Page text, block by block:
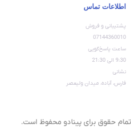
اطلاعات تماس
پشتیبانی و فروش
07144360010
ساعت پاسخ‌گویی
9:30 الی 21:30
نشانی
فارس، آباده، میدان ولیعصر
تمام حقوق برای پینادو محفوظ است.